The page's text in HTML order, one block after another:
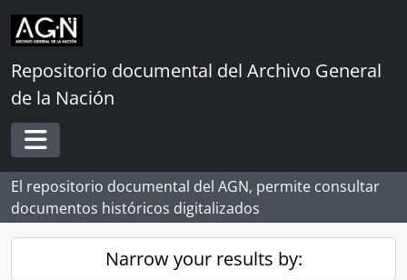
Skip to main content
Repositorio documental del Archivo General
de la Nación
Toggle navigation
El repositorio documental del AGN, permite consultar
documentos históricos digitalizados
Narrow your results by: